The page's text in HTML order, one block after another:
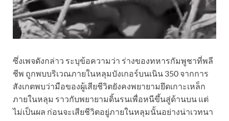
ซึ่งเพจดังกล่าว ระบุข้อความว่า ร่างของทหารกัมพูชาที่พลี
ชีพ ถูกพบบริเวณภายในหลุมบังเกอร์บนเนิน 350 จากการ
สังเกตพบว่ามือของผู้เสียชีวิตยังคงพยายามยึดเกาะเหล็ก
ภายในหลุม ราวกับพยายามดิ้นรนเพื่อหนีขึ้นสู่ด้านบน แต่
ไม่เป็นผล ก่อนจะเสียชีวิตอยู่ภายในหลุมนั้นอย่างน่าเวทนา